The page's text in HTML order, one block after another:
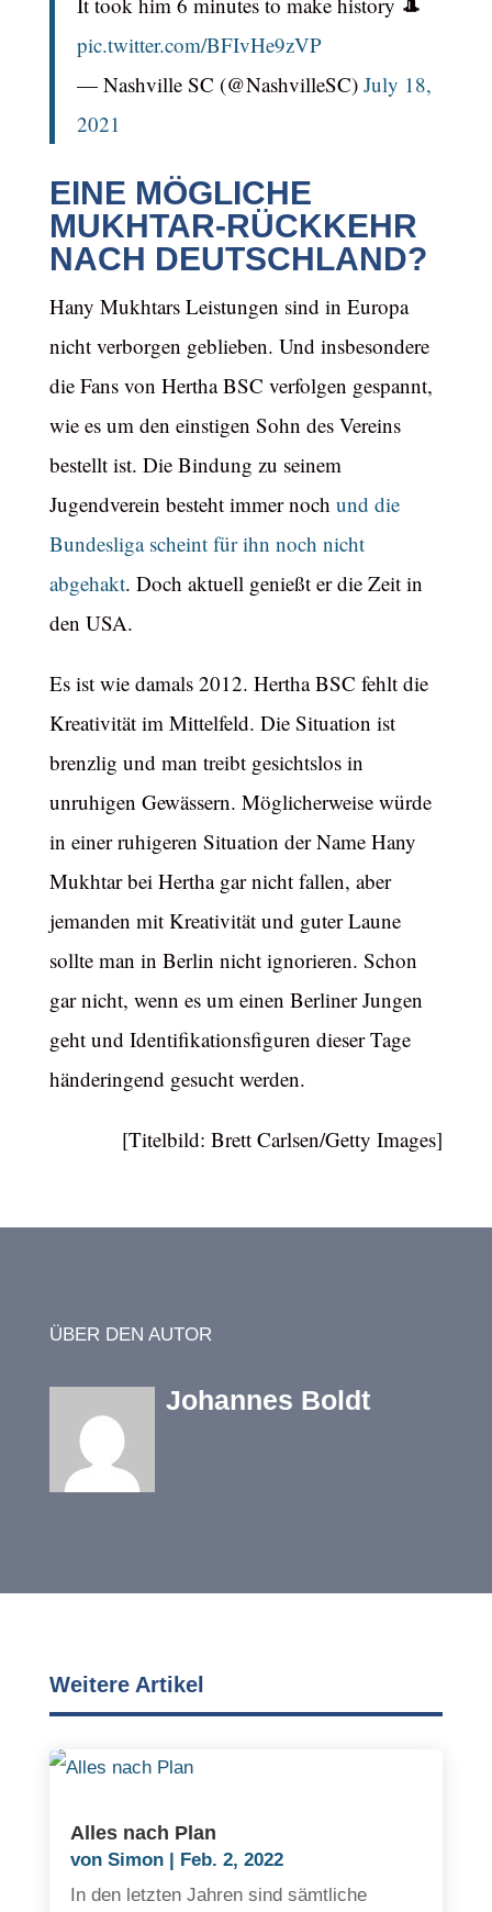
pic.twitter.com/BFIvHe9zVP
— Nashville SC (@NashvilleSC) July 18,
2021
EINE MÖGLICHE
MUKHTAR-RÜCKKEHR
NACH DEUTSCHLAND?
Hany Mukhtars Leistungen sind in Europa
nicht verborgen geblieben. Und insbesondere
die Fans von Hertha BSC verfolgen gespannt,
wie es um den einstigen Sohn des Vereins
bestellt ist. Die Bindung zu seinem
Jugendverein besteht immer noch und die
Bundesliga scheint für ihn noch nicht
abgehakt. Doch aktuell genießt er die Zeit in
den USA.
Es ist wie damals 2012. Hertha BSC fehlt die
Kreativität im Mittelfeld. Die Situation ist
brenzlig und man treibt gesichtslos in
unruhigen Gewässern. Möglicherweise würde
in einer ruhigeren Situation der Name Hany
Mukhtar bei Hertha gar nicht fallen, aber
jemanden mit Kreativität und guter Laune
sollte man in Berlin nicht ignorieren. Schon
gar nicht, wenn es um einen Berliner Jungen
geht und Identifikationsfiguren dieser Tage
händeringend gesucht werden.
[Titelbild: Brett Carlsen/Getty Images]
ÜBER DEN AUTOR
Johannes Boldt
Weitere Artikel
Alles nach Plan
von Simon| Feb. 2, 2022
In den letzten Jahren sind sämtliche